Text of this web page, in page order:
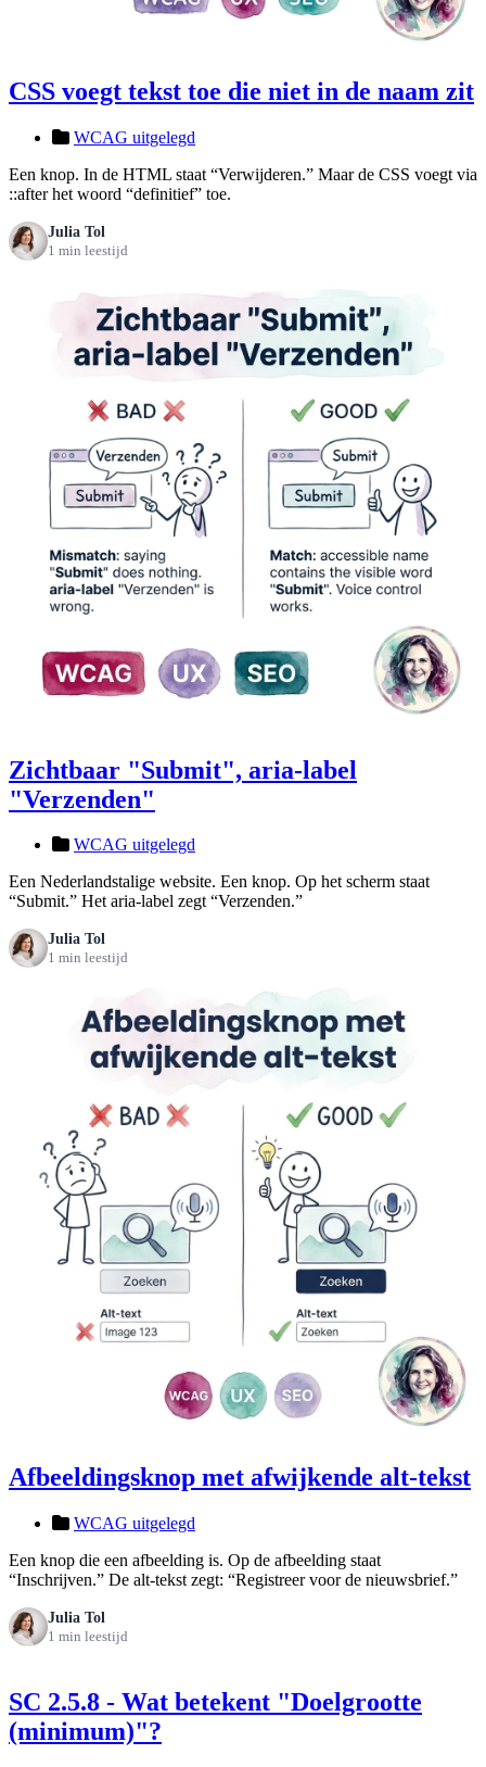
CSS voegt tekst toe die niet in de naam zit
WCAG uitgelegd
Een knop. In de HTML staat “Verwijderen.” Maar de CSS voegt via
::after het woord “definitief” toe.
Julia Tol
1 min leestijd
Zichtbaar "Submit", aria-label
"Verzenden"
WCAG uitgelegd
Een Nederlandstalige website. Een knop. Op het scherm staat
“Submit.” Het aria-label zegt “Verzenden.”
Julia Tol
1 min leestijd
Afbeeldingsknop met afwijkende alt-tekst
WCAG uitgelegd
Een knop die een afbeelding is. Op de afbeelding staat
“Inschrijven.” De alt-tekst zegt: “Registreer voor de nieuwsbrief.”
Julia Tol
1 min leestijd
SC 2.5.8 - Wat betekent "Doelgrootte
(minimum)"?